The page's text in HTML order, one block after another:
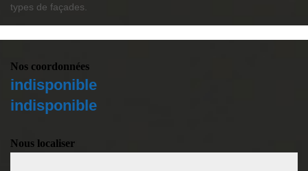
types de façades.
Nos coordonnées
indisponible
indisponible
Nous localiser